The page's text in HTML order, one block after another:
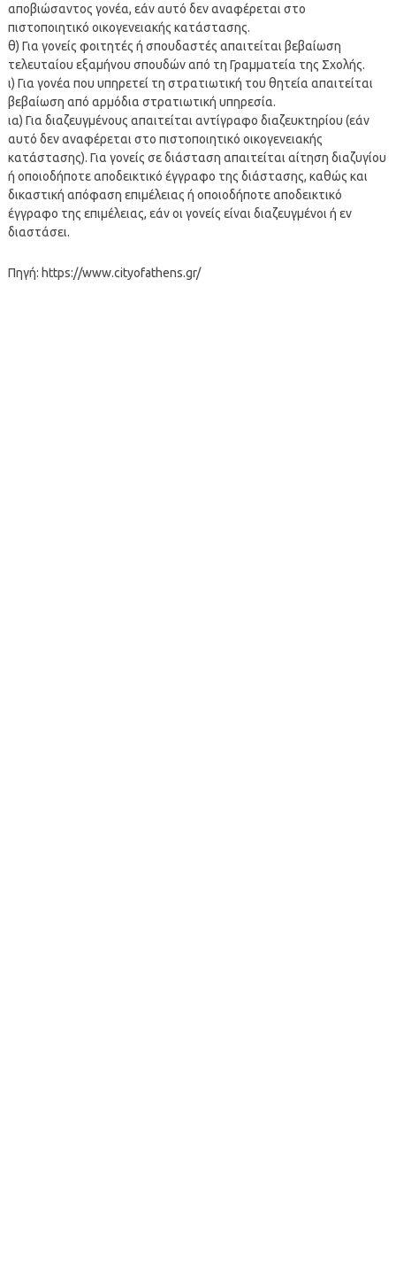
αποβιώσαντος γονέα, εάν αυτό δεν αναφέρεται στο
πιστοποιητικό οικογενειακής κατάστασης.
θ) Για γονείς φοιτητές ή σπουδαστές απαιτείται βεβαίωση
τελευταίου εξαμήνου σπουδών από τη Γραμματεία της Σχολής.
ι) Για γονέα που υπηρετεί τη στρατιωτική του θητεία απαιτείται
βεβαίωση από αρμόδια στρατιωτική υπηρεσία.
ια) Για διαζευγμένους απαιτείται αντίγραφο διαζευκτηρίου (εάν
αυτό δεν αναφέρεται στο πιστοποιητικό οικογενειακής
κατάστασης). Για γονείς σε διάσταση απαιτείται αίτηση διαζυγίου
ή οποιοδήποτε αποδεικτικό έγγραφο της διάστασης, καθώς και
δικαστική απόφαση επιμέλειας ή οποιοδήποτε αποδεικτικό
έγγραφο της επιμέλειας, εάν οι γονείς είναι διαζευγμένοι ή εν
διαστάσει.
Πηγή: https://www.cityofathens.gr/